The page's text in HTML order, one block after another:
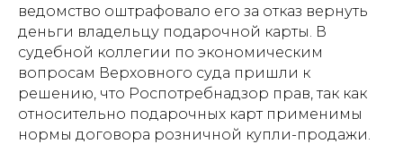
ведомство оштрафовало его за отказ вернуть
деньги владельцу подарочной карты. В
судебной коллегии по экономическим
вопросам Верховного суда пришли к
решению, что Роспотребнадзор прав, так как
относительно подарочных карт применимы
нормы договора розничной купли-продажи.